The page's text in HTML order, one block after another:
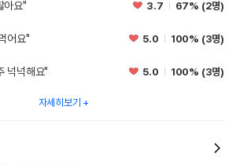
아요" 3.7 67% (2명)
어요" 5.0 100% (3명)
넉넉해요" 5.0 100% (3명)
자세히보기